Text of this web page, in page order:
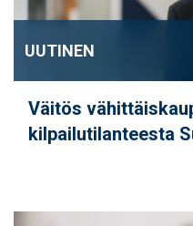
UUTINEN
Väitös
kilpailutilanteesta